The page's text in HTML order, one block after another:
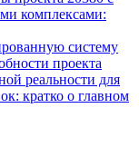
комплексами:
систему
проекта
реальности для
кратко о главном